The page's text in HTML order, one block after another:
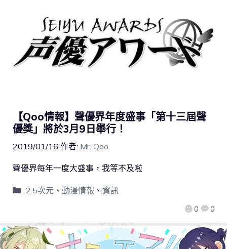
【Qoo情報】聲優界年度盛事「第十三屆聲
優獎」將於3月9日舉行！
2019/01/16 作者: Mr. Qoo
0 0
聲優界每年一度大盛事，我等不及啦
2.5次元、 動漫情報 、 資訊